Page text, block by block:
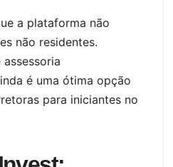
a plataforma não
não residentes.
é uma ótima opção
para iniciantes no